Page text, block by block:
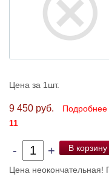
Цена за 1шт.
9 450 руб. Подробнее
11
- + В корзину
Цена неокончательная!